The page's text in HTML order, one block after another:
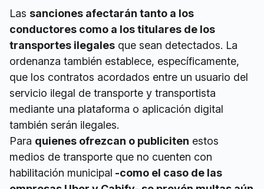
Las sanciones afectarán tanto a los
conductores como a los titulares de los
transportes ilegales que sean detectados. La
ordenanza también establece, específicamente,
que los contratos acordados entre un usuario del
servicio ilegal de transporte y transportista
mediante una plataforma o aplicación digital
también serán ilegales.
Para quienes ofrezcan o publiciten estos
medios de transporte que no cuenten con
habilitación municipal -como el caso de las